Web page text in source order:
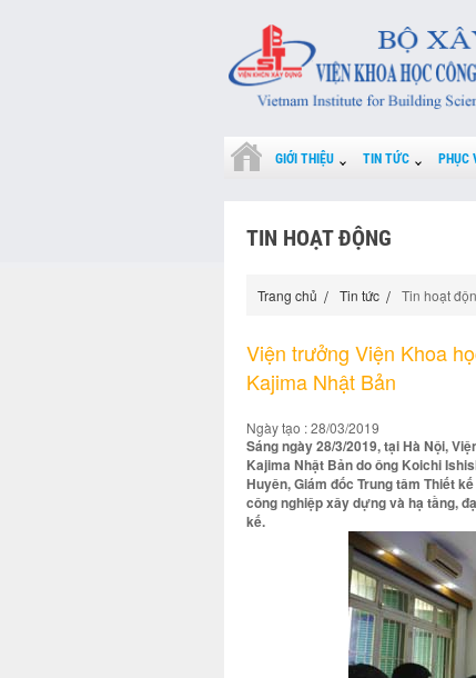
GIỚI THIỆU TIN TỨC PHỤC
TIN HOẠT ĐỘNG
Trang chủ Tin tức Tin hoạt
Viện trưởng Viện Khoa
Kajima Nhật Bản
Ngày tạo : 28/03/2019
Sáng ngày 28/3/2019, tại Hà Nội,
Kajima Nhật Bản do ông Koichi
Huyên, Giám đốc Trung tâm Thiết
công nghiệp xây dựng và hạ tầng,
kế.